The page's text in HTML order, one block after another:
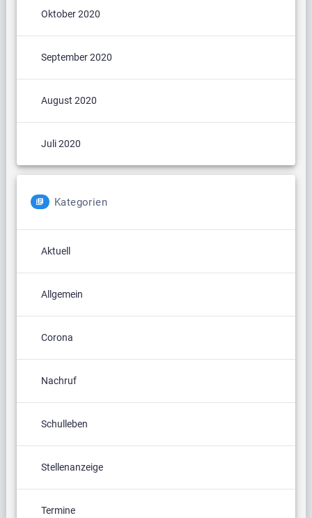
Oktober 2020
September 2020
August 2020
Juli 2020
Kategorien
Aktuell
Allgemein
Corona
Nachruf
Schulleben
Stellenanzeige
Termine